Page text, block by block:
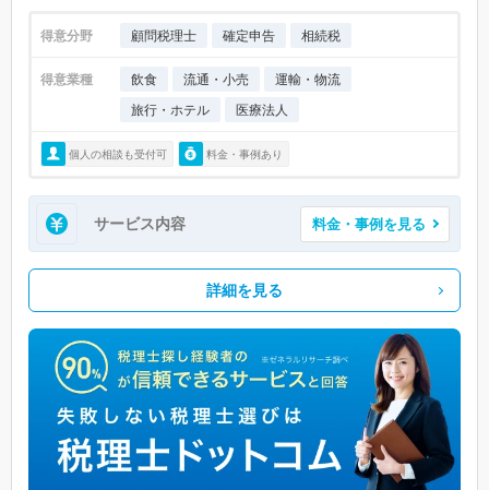
得意分野 顧問税理士 確定申告 相続税
得意業種 飲食 流通・小売
運輸・物流
旅行・ホテル
医療法人
個人の相談も受付可 料金・事例あり
サービス内容 料金・事例を見る
詳細を見る